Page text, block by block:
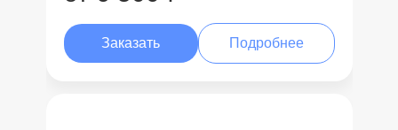
Заказать Подробнее